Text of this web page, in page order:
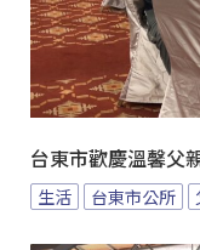
台東市歡慶溫馨父
生活 台東市公所